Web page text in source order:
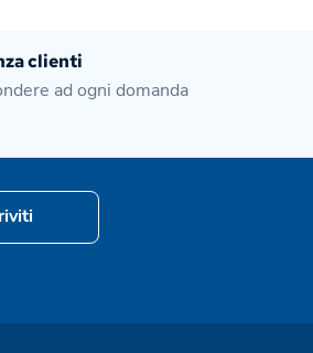
clienti
ad ogni domanda